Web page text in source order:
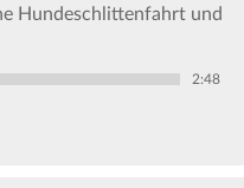
Hundeschlittenfahrt und
2:48